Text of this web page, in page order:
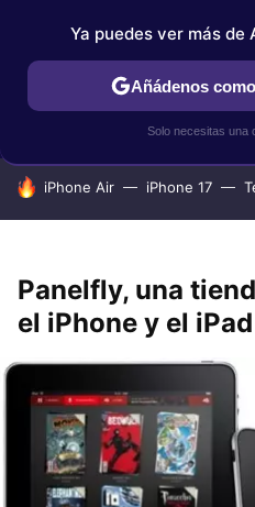
IPHONE TUTORIALES
HOY SE HABLA DE
iPhone Air iPhone 17
Panelfly, una
el iPhone y el iPad
Ya puedes ver más de
Añádenos
Solo necesitas una